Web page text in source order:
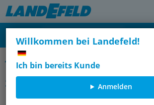
Willkommen bei Landefeld!
Ich bin bereits Kunde
Anmelden
Spendersysteme für Euroflaschen
Spender (mit langem
Ellenbogenhebel) für 1 l